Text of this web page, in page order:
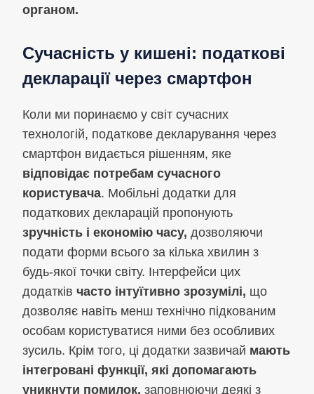
органом.
Сучасність у кишені: податкові
декларації через смартфон
Коли ми поринаємо у світ сучасних
технологій, податкове декларування через
смартфон видається рішенням, яке
відповідає потребам сучасного
користувача. Мобільні додатки для
податкових декларацій пропонують
зручність і економію часу, дозволяючи
подати форми всього за кілька хвилин з
будь-якої точки світу. Інтерфейси цих
додатків часто інтуїтивно зрозумілі, що
дозволяє навіть менш технічно підкованим
особам користуватися ними без особливих
зусиль. Крім того, ці додатки зазвичай мають
інтегровані функції, які допомагають
уникнути помилок, заповнюючи деякі з